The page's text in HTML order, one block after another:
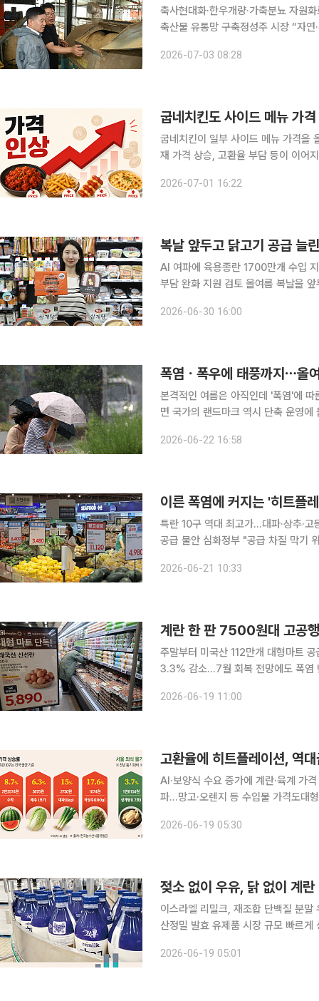
축사현대화·한우개량·가축분뇨 자원
축산물 유통망 구축정성주 시장 “자연·사람·동
스마트축산과 한우 개량으로 농가 경
2026-07-03 08:28
굽네치킨도 사이드 메뉴 가
굽네치킨이 일부 사이드 메뉴 가격을
재 가격 상승, 고환율 부담 등이 이어
1000원에서 2만3000원으로 2000
2026-07-01 16:22
복날 앞두고 닭고기 공급 늘
AI 여파에 육용종란 1700만개 수입
부담 완화 지원 검토 올여름 복날을 앞두고 정부와 업계가 닭고기 공급 확대에 속도를 내고 있다. 지
원했고, 업계도 육계와 삼계 생산을
2026-06-30 16:00
폭염ㆍ폭우에 태풍까지⋯올
본격적인 여름은 아직인데 '폭염'에
면 국가의 랜드마크 역시 단축 운영
2026-06-22 16:58
이른 폭염에 커지는 '히트플
특란 10구 역대 최고가...대파·상추·
공급 불안 심화정부 "공급 차질 막기 위해 가용한 모
2026-06-21 10:33
계란 한 판 7500원대 고공
주말부터 미국산 112만개 대형마트
3.3% 감소…7월 회복 전망에도 폭염 변수 계란값이 좀처럼 꺾이지 않자 정부가 미국
사육밀도 개선 영향까지 겹치면서 생
2026-06-19 11:00
AI·보양식 수요 증가에 계란·육계 가
파...망고·오렌지 등 수입물 가격도대형마트,
(Heatflation)’ 현상이 현실화하는 가
2026-06-19 05:30
젖소 없이 우유, 닭 없이 계
이스라엘 리밀크, 재조합 단백질 분
산정밀 발효 유제품 시장 규모 빠르
전문매체 더스푼에 따르면 지난해 말
2026-06-19 05:01